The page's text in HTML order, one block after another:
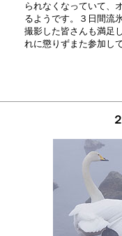
られなくなっていて、
るようです。３日間流
撮影した皆さんも満足